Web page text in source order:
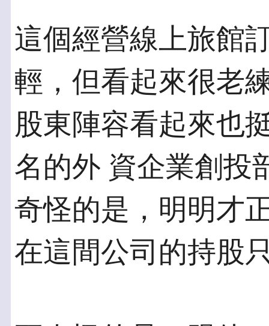
這個經營線上旅館
輕，但看起來很老
股東陣容看起來也
名的外 資企業創投
奇怪的是，明明才
在這間公司的持股